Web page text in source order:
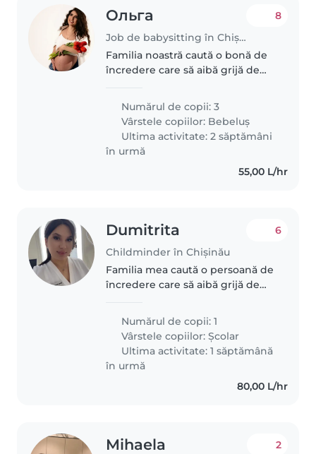
Ольга
Job de babysitting în Chișinău
8
Familia noastră caută o bonă de
încredere care să aibă grijă de
părinții de triplets,8 luni . Am
nevoie de bonă,care o să mă
ajute în zile cînd lucrează..
Numărul de copii: 3
Vârstele copiilor: Bebeluș
Ultima activitate: 2 săptămâni
în urmă
55,00 L/hr
Dumitrita
Childminder în Chișinău
6
Familia mea caută o persoană de
încredere care să aibă grijă de
prietenos, de 6 ani. Avem nevoie
de cineva care să se simtă
confortabil făcând diverse..
Numărul de copii: 1
Vârstele copiilor:Școlar
Ultima activitate: 1 săptămână
în urmă
80,00 L/hr
Mihaela 2